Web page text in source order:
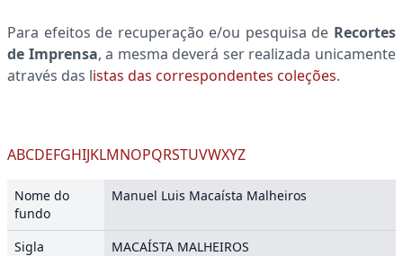
Para efeitos de recuperação e/ou pesquisa de Recortes
de Imprensa, a mesma deverá ser realizada unicamente
através das listas das correspondentes coleções.
ABCDEFGHIJKLMNOPQRSTUVWXYZ
Nome do
fundo
Manuel Luis Macaísta Malheiros
Sigla
MACAÍSTA MALHEIROS